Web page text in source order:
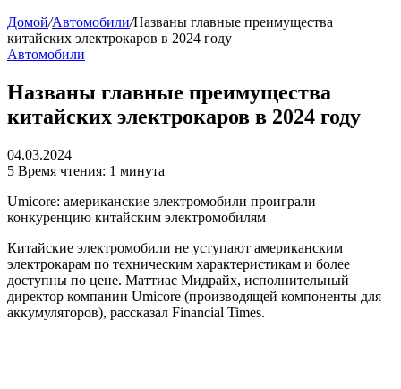
Домой/Автомобили/Названы главные преимущества
китайских электрокаров в 2024 году
Автомобили
Названы главные преимущества
китайских электрокаров в 2024 году
04.03.2024
5 Время чтения: 1 минута
Umicore: американские электромобили проиграли
конкуренцию китайским электромобилям
Китайские электромобили не уступают американским
электрокарам по техническим характеристикам и более
доступны по цене. Маттиас Мидрайх, исполнительный
директор компании Umicore (производящей компоненты для
аккумуляторов), рассказал Financial Times.